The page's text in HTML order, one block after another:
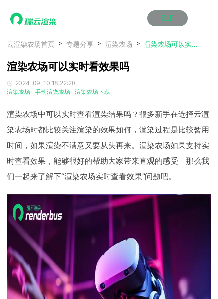
注册
首页
产品服务
云制作
云渲染管理系统
AI视频插帧
云制作
云渲染管理系统
AI视频插帧
云制作
云渲染管理系统
AI视频插帧
云制作
云渲染管理系统
AI视频插帧
云制作
云渲染管理系统
AI视频插帧
云制作
云渲染管理系统
AI视频插帧
解决方案
Maya云渲染方案
3ds Max云渲染方案
Maya AI渲染方案
Maya云渲染方案
3ds Max云渲染方案
Maya AI渲染方案
Maya云渲染方案
3ds Max云渲染方案
Maya AI渲染方案
Maya云渲染方案
3ds Max云渲染方案
Maya AI渲染方案
Maya云渲染方案
3ds Max云渲染方案
Maya AI渲染方案
Maya云渲染方案
3ds Max云渲染方案
Maya AI渲染方案
价格
效果图价格
云制作价格
效果图价格
云制作价格
效果图价格
云制作价格
效果图价格
云制作价格
效果图价格
云制作价格
效果图价格
云制作价格
资讯&赛事
新闻资讯
渲染百科
渲染大赛
泛CG交流会
新闻资讯
渲染百科
渲染大赛
泛CG交流会
新闻资讯
渲染百科
渲染大赛
泛CG交流会
新闻资讯
渲染百科
渲染大赛
泛CG交流会
新闻资讯
渲染百科
渲染大赛
泛CG交流会
新闻资讯
渲染百科
渲染大赛
泛CG交流会
特惠专区
云渲染优惠攻略
青云平台
教育优惠
云渲染优惠攻略
青云平台
教育优惠
云渲染优惠攻略
青云平台
教育优惠
云渲染优惠攻略
青云平台
教育优惠
云渲染优惠攻略
青云平台
教育优惠
云渲染优惠攻略
青云平台
教育优惠
关于我们
下载
效果图客户端
效果图客户端
效果图客户端
效果图客户端
效果图客户端
效果图客户端
帮助/教程
登录
云渲染农场首页 专题分享 渲染农场 渲染农场可以实时看效果吗
渲染农场可以实时看效果吗
2024-09-10 18:22:20
渲染农场
手动渲染农场 渲染农场下载
渲染农场中可以实时查看渲染结果吗？很多新手在选择云渲
染农场时都比较关注渲染的效果如何，渲染过程是比较暂用
时间，如果渲染不满意又要从头再来。渲染农场如果支持实
时查看效果，能够很好的帮助大家带来直观的感受，那么我
们一起来了解下“渲染农场实时查看效果”问题吧。